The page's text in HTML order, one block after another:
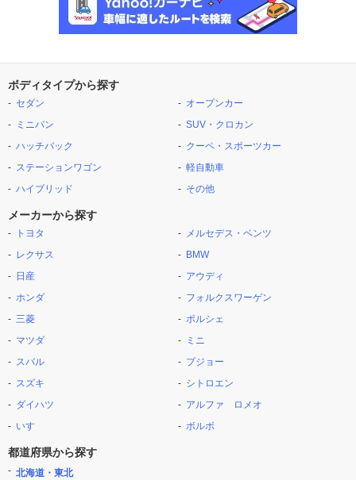
ボディタイプから探す
セダン
ミニバン
ハッチバック
ステーションワゴン
ハイブリッド
オープンカー
SUV・クロカン
クーペ・スポーツカー
軽自動車
その他
メーカーから探す
トヨタ
レクサス
日産
ホンダ
三菱
マツダ
スバル
スズキ
ダイハツ
いすゞ
メルセデス・ベンツ
BMW
アウディ
フォルクスワーゲン
ポルシェ
ミニ
プジョー
シトロエン
アルファ ロメオ
ボルボ
都道府県から探す
北海道・東北